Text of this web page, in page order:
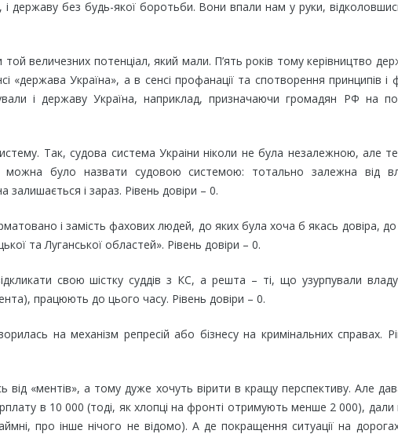
державу без будь-якої боротьби. Вони впали нам у руки,
величезних потенціал, який мали. П’ять років тому керівництво
«держава Україна», а в сенсі профанації та спотворення принципів і
і державу Україна, наприклад, призначаючи громадян РФ на
Так, судова система Украіни ніколи не була незалежною, але
можна було назвати судовою системою: тотально залежна від
і зараз. Рівень довіри – 0.
і замість фахових людей, до яких була хоча б якась довіра, до
та Луганської областей». Рівень довіри – 0.
свою шістку суддів з КС, а решта – ті, що узурпували
працюють до цього часу. Рівень довіри – 0.
на механізм репресій або бізнесу на кримінальних справах.
«ментів», а тому дуже хочуть вірити в кращу перспективу. Але
в 10 000 (тоді, як хлопці на фронті отримують менше 2 000), дали
про інше нічого не відомо). А де покращення ситуації на